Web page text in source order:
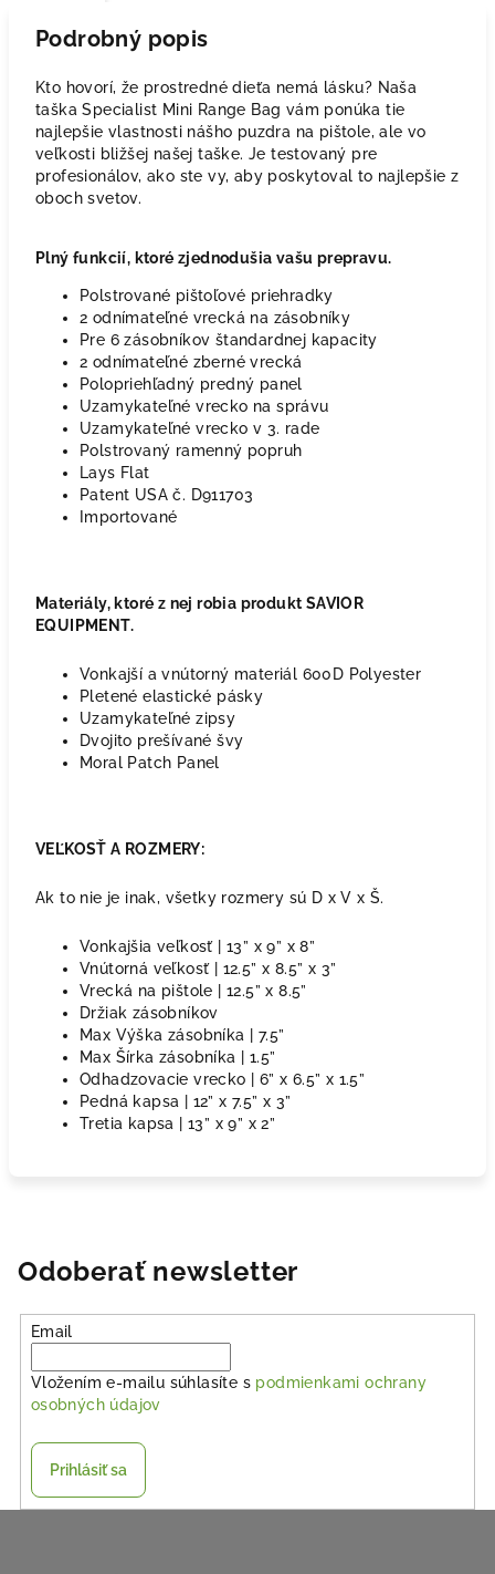
Podrobný popis
Kto hovorí, že prostredné dieťa nemá lásku? Naša
taška Specialist Mini Range Bag vám ponúka tie
najlepšie vlastnosti nášho puzdra na pištole, ale vo
veľkosti bližšej našej taške. Je testovaný pre
profesionálov, ako ste vy, aby poskytoval to najlepšie z
oboch svetov.
Plný funkcií, ktoré zjednodušia vašu prepravu.
Polstrované pištoľové priehradky
2 odnímateľné vrecká na zásobníky
Pre 6 zásobníkov štandardnej kapacity
2 odnímateľné zberné vrecká
Polopriehľadný predný panel
Uzamykateľné vrecko na správu
Uzamykateľné vrecko v 3. rade
Polstrovaný ramenný popruh
Lays Flat
Patent USA č. D911703
Importované
Materiály, ktoré z nej robia produkt SAVIOR
EQUIPMENT.
Vonkajší a vnútorný materiál 600D Polyester
Pletené elastické pásky
Uzamykateľné zipsy
Dvojito prešívané švy
Moral Patch Panel
VEĽKOSŤ A ROZMERY:
Ak to nie je inak, všetky rozmery sú D x V x Š.
Vonkajšia veľkosť | 13” x 9” x 8”
Vnútorná veľkosť | 12.5” x 8.5” x 3”
Vrecká na pištole | 12.5” x 8.5”
Držiak zásobníkov
Max Výška zásobníka | 7.5”
Max Šírka zásobníka | 1.5”
Odhadzovacie vrecko | 6” x 6.5” x 1.5”
Pedná kapsa | 12” x 7.5” x 3”
Tretia kapsa | 13” x 9” x 2”
Odoberať newsletter
Email
Vložením e-mailu súhlasíte s podmienkami ochrany
osobných údajov
Prihlásiť sa